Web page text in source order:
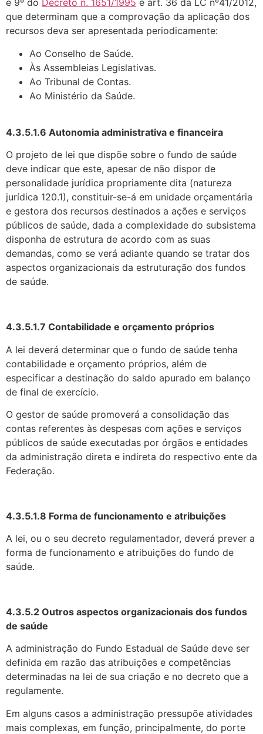
e 9º do Decreto n. 1651/1995 e art. 36 da LC nº41/2012,
que determinam que a comprovação da aplicação dos
recursos deva ser apresentada periodicamente:
Ao Conselho de Saúde.
Às Assembleias Legislativas.
Ao Tribunal de Contas.
Ao Ministério da Saúde.
4.3.5.1.6 Autonomia administrativa e financeira
O projeto de lei que dispõe sobre o fundo de saúde
deve indicar que este, apesar de não dispor de
personalidade jurídica propriamente dita (natureza
jurídica 120.1), constituir-se-á em unidade orçamentária
e gestora dos recursos destinados a ações e serviços
públicos de saúde, dada a complexidade do subsistema
disponha de estrutura de acordo com as suas
demandas, como se verá adiante quando se tratar dos
aspectos organizacionais da estruturação dos fundos
de saúde.
4.3.5.1.7 Contabilidade e orçamento próprios
A lei deverá determinar que o fundo de saúde tenha
contabilidade e orçamen­to próprios, além de
especificar a destinação do saldo apurado em balanço
de final de exercício.
O gestor de saúde promoverá a consolidação das
contas referentes às despesas com ações e serviços
públicos de saúde executadas por órgãos e entidades
da administração direta e indireta do respectivo ente da
Federação.
4.3.5.1.8 Forma de funcionamento e atribuições
A lei, ou o seu decreto regulamentador, deverá prever a
forma de funciona­mento e atribuições do fundo de
saúde.
4.3.5.2 Outros aspectos organizacionais dos fundos
de saúde
A administração do Fundo Estadual de Saúde deve ser
definida em razão das atribuições e competências
determinadas na lei de sua criação e no decreto que a
regulamente.
Em alguns casos a administração pressupõe atividades
mais complexas, em função, principalmente, do porte